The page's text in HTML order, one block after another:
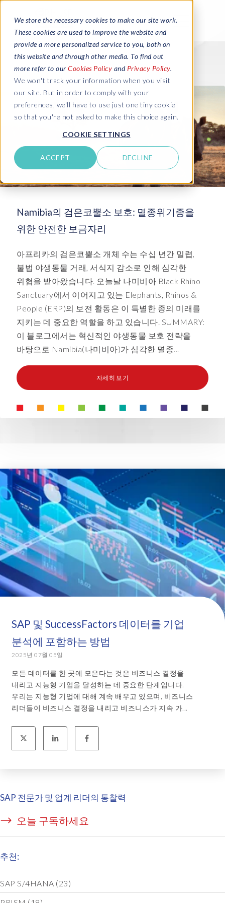
We store the necessary cookies to make our site work.
These cookies are used to improve the website and
provide a more personalized service to you, both on
this website and through other media. To find out
more refer to our Cookies Policy and Privacy Policy.
We won't track your information when you visit
our site. But in order to comply with your
preferences, we'll have to use just one tiny cookie
so that you're not asked to make this choice again.
COOKIE SETTINGS
ACCEPT DECLINE
Namibia의 검은코뿔소 보호: 멸종위기종을
위한 안전한 보금자리
아프리카의 검은코뿔소 개체 수는 수십 년간 밀렵,
불법 야생동물 거래, 서식지 감소로 인해 심각한
위협을 받아왔습니다. 오늘날 나미비아 Black Rhino
Sanctuary에서 이어지고 있는 Elephants, Rhinos &
People (ERP)의 보전 활동은 이 특별한 종의 미래를
지키는 데 중요한 역할을 하고 있습니다. SUMMARY:
이 블로그에서는 혁신적인 야생동물 보호 전략을
바탕으로 Namibia(나미비아)가 심각한 멸종...
자세히 보기
SAP 및 SuccessFactors 데이터를 기업
분석에 포함하는 방법
2025년 07월 05일
모든 데이터를 한 곳에 모은다는 것은 비즈니스 결정을
내리고 지능형 기업을 달성하는 데 중요한 단계입니다.
우리는 지능형 기업에 대해 계속 배우고 있으며, 비즈니스
리더들이 비즈니스 결정을 내리고 비즈니스가 지속 가...
SAP 전문가 및 업계 리더의 통찰력
오늘 구독하세요
추천:
SAP S/4HANA (23)